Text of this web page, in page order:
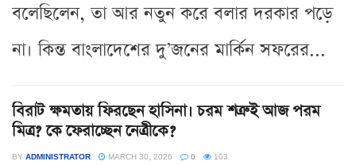
বলেছিলেন, তা আর নতুন করে বলার দরকার পড়ে
না। কিন্ত বাংলাদেশের দু’জনের মার্কিন সফরের...
বিরাট ক্ষমতায় ফিরছেন হাসিনা। চরম শত্রুই আজ পরম
মিত্র? কে ফেরাচ্ছেন নেত্রীকে?
BY ADMINISTRATOR MARCH 30, 2026 0 103